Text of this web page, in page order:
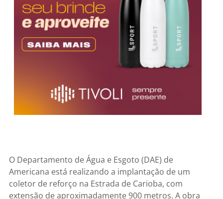
O Departamento de Água e Esgoto (DAE) de
Americana está realizando a implantação de um
coletor de reforço na Estrada de Carioba, com
extensão de aproximadamente 900 metros. A obra